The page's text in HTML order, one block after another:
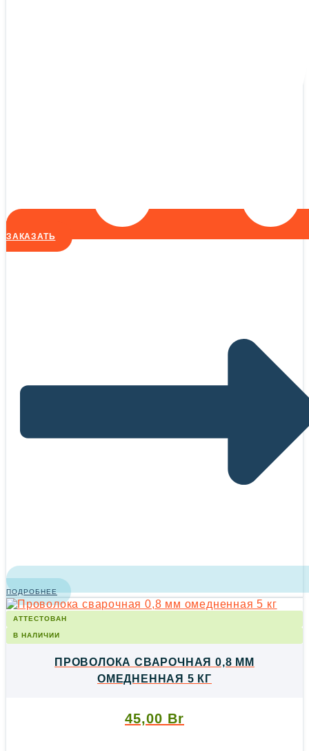
ЗАКАЗАТЬ
ПОДРОБНЕЕ
АТТЕСТОВАН
В НАЛИЧИИ
ПРОВОЛОКА СВАРОЧНАЯ 0,8 ММ
ОМЕДНЕННАЯ 5 КГ
45,00 Br